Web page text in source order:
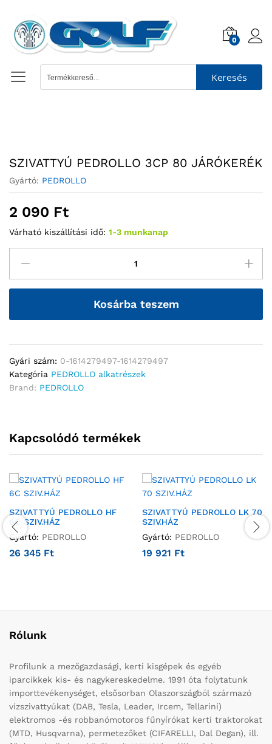
0
Keresés
SZIVATTYÚ PEDROLLO 3CP 80 JÁRÓKERÉK
Gyártó: PEDROLLO
2 090 Ft
Várható kiszállítási idő: 1-3 munkanap
Kosárba teszem
Gyári szám: 0-1614279497-1614279497
Kategória PEDROLLO alkatrészek
Brand: PEDROLLO
Kapcsolódó termékek
SZIVATTYÚ PEDROLLO HF
6C SZIV.HÁZ
Gyártó: PEDROLLO
26 345 Ft
SZIVATTYÚ PEDROLLO LK 70
SZIV.HÁZ
Gyártó: PEDROLLO
19 921 Ft
Rólunk
Profilunk a mezőgazdasági, kerti kisgépek és egyéb
iparcikkek kis- és nagykereskedelme. 1991 óta folytatunk
importtevékenységet, elsősorban Olaszországból származó
vízszivattyúkat (DAB, Tesla, Leader, Ircem, Tellarini)
elektromos -és robbanómotoros fűnyírókat kerti traktorokat
(MTD, Husqvarna), permetezőket (CIFARELLI, Dal Degan), ill.